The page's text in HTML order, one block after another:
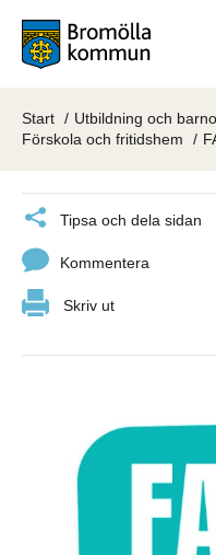
Start
Utbildning och
Förskola och fritidshem
Tipsa och dela sidan
Kommentera
Skriv ut